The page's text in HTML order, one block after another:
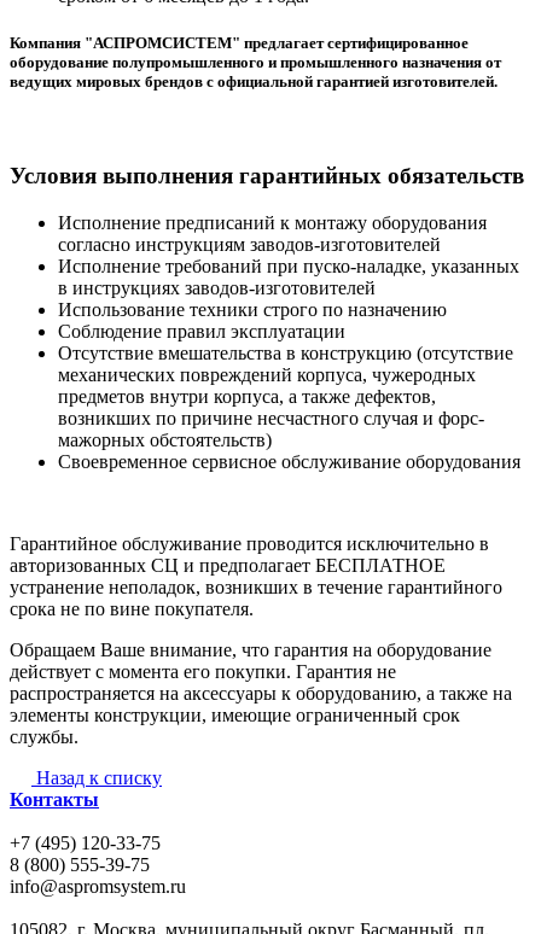
Компания "АСПРОМСИСТЕМ" предлагает сертифицированное
оборудование полупромышленного и промышленного назначения от
ведущих мировых брендов с официальной гарантией изготовителей.
Условия выполнения гарантийных обязательств
Исполнение предписаний к монтажу оборудования
согласно инструкциям заводов-изготовителей
Исполнение требований при пуско-наладке, указанных
в инструкциях заводов-изготовителей
Использование техники строго по назначению
Соблюдение правил эксплуатации
Отсутствие вмешательства в конструкцию (отсутствие
механических повреждений корпуса, чужеродных
предметов внутри корпуса, а также дефектов,
возникших по причине несчастного случая и форс-
мажорных обстоятельств)
Своевременное сервисное обслуживание оборудования
Гарантийное обслуживание проводится исключительно в
авторизованных СЦ и предполагает БЕСПЛАТНОЕ
устранение неполадок, возникших в течение гарантийного
срока не по вине покупателя.
Обращаем Ваше внимание, что гарантия на оборудование
действует с момента его покупки. Гарантия не
распространяется на аксессуары к оборудованию, а также на
элементы конструкции, имеющие ограниченный срок
службы.
Назад к списку
Контакты
+7 (495) 120-33-75
8 (800) 555-39-75
info@aspromsystem.ru
105082, г. Москва, муниципальный округ Басманный, пл.